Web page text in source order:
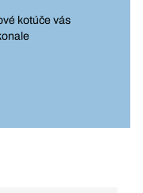
kotúče vás